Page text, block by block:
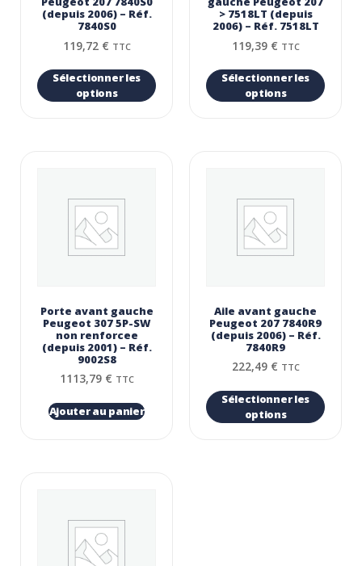
(depuis 2006) – Réf.
7840S0
119,72 € TTC
Sélectionner les
options
> 7518LT (depuis
2006) – Réf. 7518LT
119,39 € TTC
Sélectionner les
options
Porte avant gauche
Peugeot 307 5P-SW
non renforcee
(depuis 2001) – Réf.
9002S8
1113,79 € TTC
Ajouter au panier
Aile avant gauche
Peugeot 207 7840R9
(depuis 2006) – Réf.
7840R9
222,49 € TTC
Sélectionner les
options